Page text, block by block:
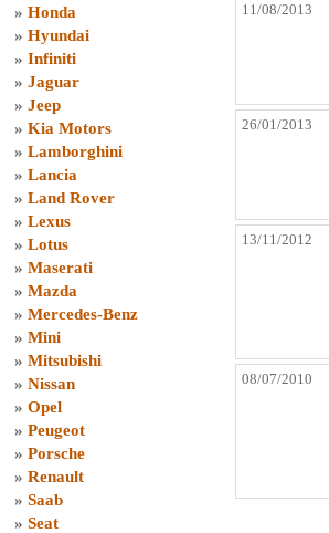
» Honda
» Hyundai
» Infiniti
» Jaguar
» Jeep
» Kia Motors
» Lamborghini
» Lancia
» Land Rover
» Lexus
» Lotus
» Maserati
» Mazda
» Mercedes-Benz
» Mini
» Mitsubishi
» Nissan
» Opel
» Peugeot
» Porsche
» Renault
» Saab
» Seat
11/08/2013
26/01/2013
13/11/2012
08/07/2010